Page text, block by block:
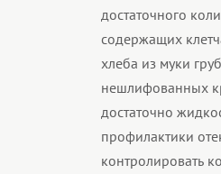
достаточного
содержащих
хлеба из муки
нешлифованных
достаточно
профилактики
контролировать